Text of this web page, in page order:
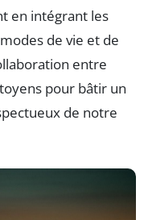
en intégrant les
de vie et de
entre
pour bâtir un
de notre